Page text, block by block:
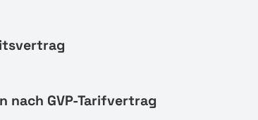
nach GVP-Tarifvertrag